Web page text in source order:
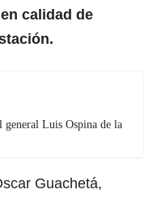
calidad de
general Luis Ospina de la
Guachetá,